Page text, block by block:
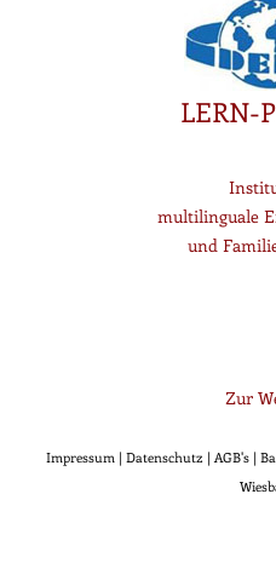
LERN-
multilinguale
und
Zur
Impressum | Datenschutz | AGB's |